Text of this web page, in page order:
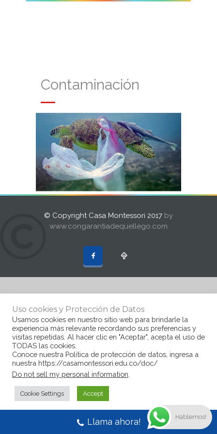
Contaminación
© Copyright Casa Montessori 2017 by
www.congarantiadequellego.com
Uso cookies y Protección de Datos
Usamos cookies en nuestro sitio web para brindarle la
experiencia más relevante recordando sus preferencias y
visitas repetidas. Al hacer clic en "Aceptar", acepta el uso de
TODAS las cookies.
Conoce nuestra Politica de protección de datos, ingresa a
nuestra https://casamontessori.edu.co/doc/
Do not sell my personal information
Cookie Settings Accept
Llama ahora! Hablemos!